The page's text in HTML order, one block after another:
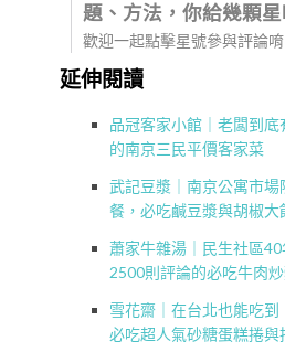
題、方法，你給幾顆星
歡迎一起點擊星號參與評論唷
延伸閱讀
品冠客家小館｜老闆到
的南京三民平價客家菜
武記豆漿｜南京公寓市
餐，必吃鹹豆漿與胡椒大
蕭家牛雜湯｜民生社區
2500則評論的必吃牛肉
雪花齋｜在台北也能吃
必吃超人氣砂糖蛋糕捲與